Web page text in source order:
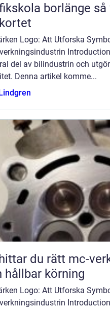
borlänge så väljer du rätt väg till
Logo: Att Utforska
del av bilindustrin och
Denna artikel komme...
du rätt mc-
hållbar körning
Logo: Att Utforska